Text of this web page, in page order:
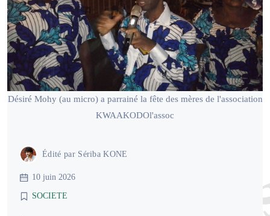
Désiré Mohy (au micro) a parrainé la fête des mères de l'association
KWAAKODOl'assoc
Édité par Sériba KONE
10 juin 2026
SOCIETE